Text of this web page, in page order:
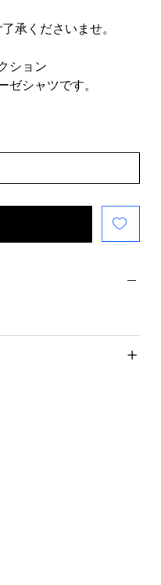
承くださいませ。
ション
シャツです。